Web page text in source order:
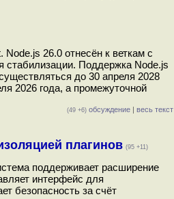
26.0 отнесён к веткам с
стабилизации. Поддержка Node.js
до 30 апреля 2028
2026 года, а промежуточной
(49 +6) обсуждение | весь текст
плагинов (95 +11)
поддерживает расширение
интерфейс для
безопасность за счёт